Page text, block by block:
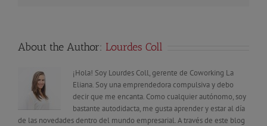
About the Author: Lourdes Coll
¡Hola! Soy Lourdes Coll, gerente de Coworking La
Eliana. Soy una emprendedora compulsiva y debo
decir que me encanta. Como cualquier autónomo, soy
bastante autodidacta, me gusta aprender y estar al día
de las novedades dentro del mundo empresarial. A través de este blog